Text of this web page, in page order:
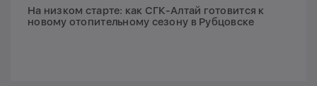
На низком старте: как СГК-Алтай готовится к
новому отопительному сезону в Рубцовске